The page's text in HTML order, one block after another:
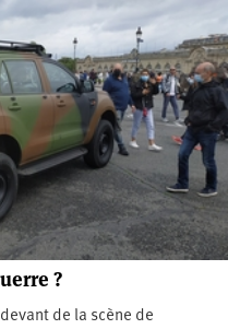
?
de la scène de